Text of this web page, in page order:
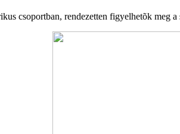
csoportban, rendezetten figyelhetõk meg a